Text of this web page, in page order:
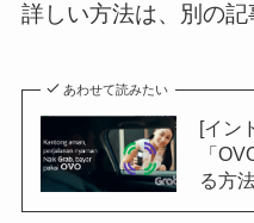
詳しい方法は、別の記
あわせて読みたい
[イン
「
る方